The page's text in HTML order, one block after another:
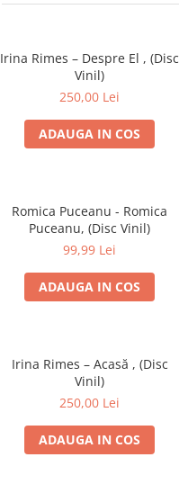
Irina Rimes – Despre El , (Disc
Vinil)
250,00 Lei
ADAUGA IN COS
Romica Puceanu - Romica
Puceanu, (Disc Vinil)
99,99 Lei
ADAUGA IN COS
Irina Rimes – Acasă , (Disc
Vinil)
250,00 Lei
ADAUGA IN COS